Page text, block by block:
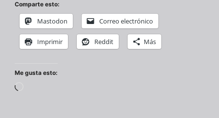
Comparte esto:
Mastodon Correo electrónico
Imprimir Reddit Más
Me gusta esto: